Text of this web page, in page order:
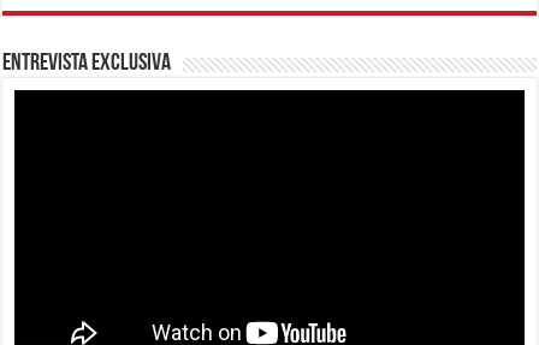
Entrevista Exclusiva